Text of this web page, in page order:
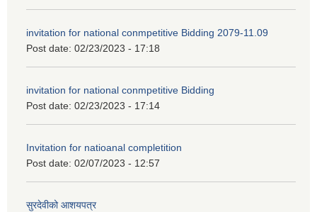
invitation for national conmpetitive Bidding 2079-11.09
Post date: 02/23/2023 - 17:18
invitation for national conmpetitive Bidding
Post date: 02/23/2023 - 17:14
Invitation for natioanal completition
Post date: 02/07/2023 - 12:57
सुरदेवीको आशयपत्र